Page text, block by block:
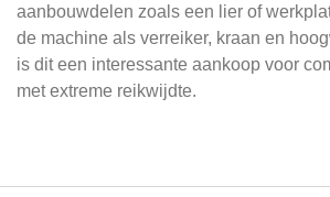
aanbouwdelen zoals een lier of
de machine als verreiker, kraan en
is dit een interessante aankoop voor
met extreme reikwijdte.